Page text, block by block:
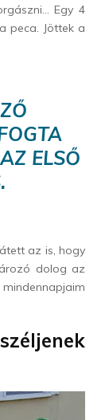
Egy 4
peca. Jöttek a
ELSŐ
az is, hogy
dolog az